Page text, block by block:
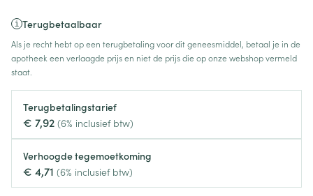
Terugbetaalbaar
Als je recht hebt op een terugbetaling voor dit geneesmiddel, betaal je in de
apotheek een verlaagde prijs en niet de prijs die op onze webshop vermeld
staat.
Terugbetalingstarief
€ 7,92 (6% inclusief btw)
Verhoogde tegemoetkoming
€ 4,71 (6% inclusief btw)